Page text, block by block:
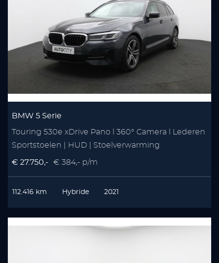
BMW 5 Serie
Touring 530e xDrive Pano l 360° Camera l Lederen
Sportstoelen | HUD | Stoelverwarming
€ 27.750,- € 384,- p/m
112.416 km Hybride 2021